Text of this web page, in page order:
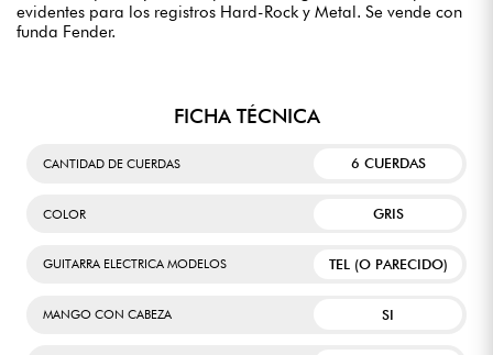
evidentes para los registros Hard-Rock y Metal. Se vende con
funda Fender.
FICHA TÉCNICA
CANTIDAD DE CUERDAS 6 CUERDAS
COLOR GRIS
GUITARRA ELECTRICA MODELOS TEL (O PARECIDO)
MANGO CON CABEZA SI